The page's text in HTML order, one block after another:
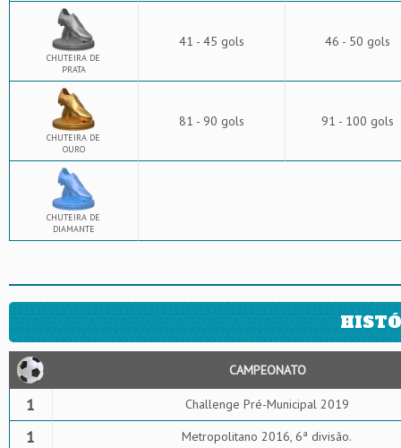
CHUTEIRA DE
PRATA
41 - 45 gols 46 - 50 gols
CHUTEIRA DE
OURO
81 - 90 gols 91 - 100 gols
CHUTEIRA DE
DIAMANTE
CAMPEONATO
1 Challenge Pré-Municipal 2019
1 Metropolitano 2016, 6ª divisão.